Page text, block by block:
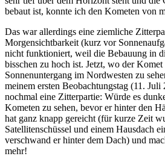
bebaut ist, konnte ich den Kometen von
Das war allerdings eine ziemliche
Morgensichtbarkeit (kurz vor
nicht funktioniert, weil die Bebauung in
bisschen zu hoch ist. Jetzt, wo der Komet
Sonnenuntergang im Nordwesten zu
meinem ersten Beobachtungstag (11.
nochmal eine Zitterpartie: Würde es
Kometen zu sehen, bevor er hinter den
hat ganz knapp gereicht (für kurze Zeit
Satellitenschüssel und einem Hausdach
verschwand er hinter dem Dach) und
mehr!